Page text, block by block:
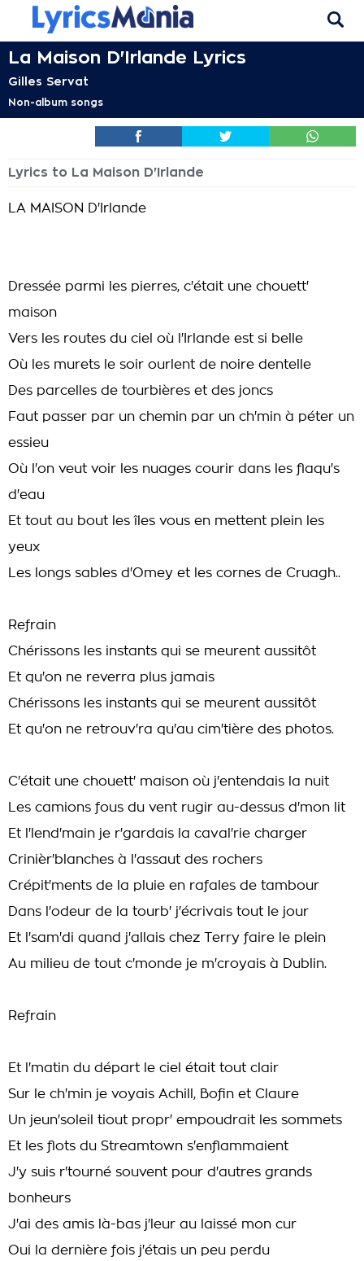
La Maison D'Irlande Lyrics
Gilles Servat
Non-album songs
Lyrics to La Maison D'Irlande
LA MAISON D'Irlande
Dressée parmi les pierres, c'était une chouett'
maison
Vers les routes du ciel où l'Irlande est si belle
Où les murets le soir ourlent de noire dentelle
Des parcelles de tourbières et des joncs
Faut passer par un chemin par un ch'min à péter un
essieu
Où l'on veut voir les nuages courir dans les flaqu's
d'eau
Et tout au bout les îles vous en mettent plein les
yeux
Les longs sables d'Omey et les cornes de Cruagh..
Refrain
Chérissons les instants qui se meurent aussitôt
Et qu'on ne reverra plus jamais
Chérissons les instants qui se meurent aussitôt
Et qu'on ne retrouv'ra qu'au cim'tière des photos.
C'était une chouett' maison où j'entendais la nuit
Les camions fous du vent rugir au-dessus d'mon lit
Et l'lend'main je r'gardais la caval'rie charger
Crinièr'blanches à l'assaut des rochers
Crépit'ments de la pluie en rafales de tambour
Dans l'odeur de la tourb' j'écrivais tout le jour
Et l'sam'di quand j'allais chez Terry faire le plein
Au milieu de tout c'monde je m'croyais à Dublin.
Refrain
Et l'matin du départ le ciel était tout clair
Sur le ch'min je voyais Achill, Bofin et Claure
Un jeun'soleil tiout propr' empoudrait les sommets
Et les flots du Streamtown s'enflammaient
J'y suis r'tourné souvent pour d'autres grands
bonheurs
J'ai des amis là-bas j'leur au laissé mon cur
Oui la dernière fois j'étais un peu perdu